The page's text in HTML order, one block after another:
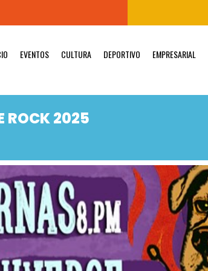
EVENTOS CULTURA DEPORTIVO EMPRESARIAL
ROCK 2025